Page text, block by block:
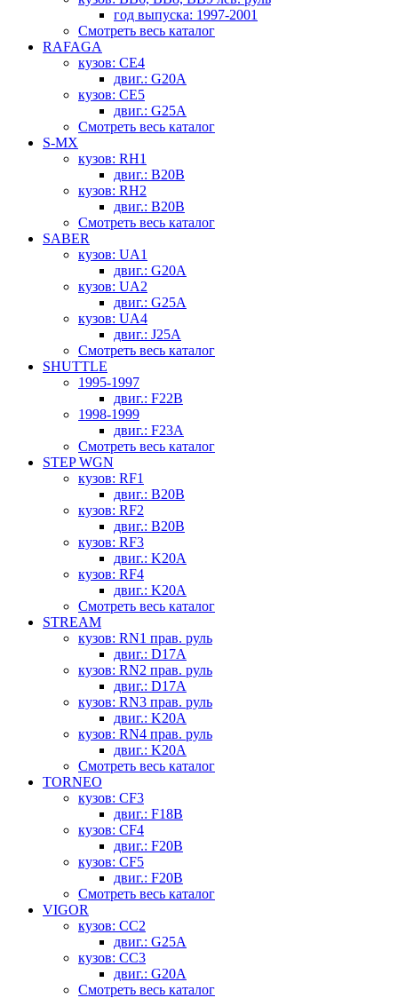
год выпуска: 1997-2001
Смотреть весь каталог
RAFAGA
кузов: CE4
двиг.: G20A
кузов: CE5
двиг.: G25A
Смотреть весь каталог
S-MX
кузов: RH1
двиг.: B20B
кузов: RH2
двиг.: B20B
Смотреть весь каталог
SABER
кузов: UA1
двиг.: G20A
кузов: UA2
двиг.: G25A
кузов: UA4
двиг.: J25A
Смотреть весь каталог
SHUTTLE
1995-1997
двиг.: F22B
1998-1999
двиг.: F23A
Смотреть весь каталог
STEP WGN
кузов: RF1
двиг.: B20B
кузов: RF2
двиг.: B20B
кузов: RF3
двиг.: K20A
кузов: RF4
двиг.: K20A
Смотреть весь каталог
STREAM
кузов: RN1 прав. руль
двиг.: D17A
кузов: RN2 прав. руль
двиг.: D17A
кузов: RN3 прав. руль
двиг.: K20A
кузов: RN4 прав. руль
двиг.: K20A
Смотреть весь каталог
TORNEO
кузов: CF3
двиг.: F18B
кузов: CF4
двиг.: F20B
кузов: CF5
двиг.: F20B
Смотреть весь каталог
VIGOR
кузов: CC2
двиг.: G25A
кузов: CC3
двиг.: G20A
Смотреть весь каталог